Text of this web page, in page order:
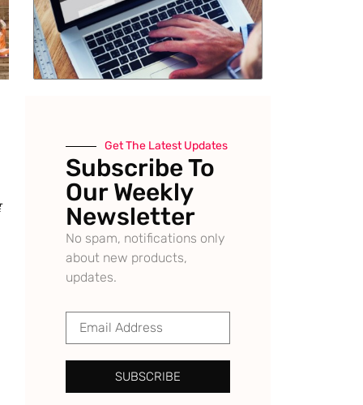
Get The Latest Updates
Subscribe To
Our Weekly
Newsletter
No spam, notifications only
about new products,
updates.
SUBSCRIBE